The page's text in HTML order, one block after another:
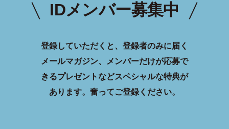
IDメンバー募集中
登録していただくと、登録者のみに届く
メールマガジン、メンバーだけが応募で
きるプレゼントなどスペシャルな特典が
あります。 奮ってご登録ください。